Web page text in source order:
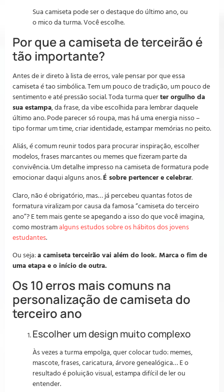
Sua camiseta pode ser o destaque do último ano, ou
o mico da turma. Você escolhe.
Por que a camiseta de terceirão é
tão importante?
Antes de ir direto à lista de erros, vale pensar por que essa
camiseta é tao simbólica. Tem um pouco de tradição, um pouco de
sentimento e até pressão social. Toda turma querter orgulho da
sua estampa, da frase, da vibe escolhida para lembrar daquele
último ano. Pode parecer só roupa, mas há uma energia nisso –
tipo formar um time, criar identidade, estampar memórias no peito.
Aliás, é comum reunir todos para procurar inspiração, escolher
modelos, frases marcantes ou memes que fizeram parte da
convivência. Um detalhe impresso na camiseta de formatura pode
emocionar daqui alguns anos. É sobre pertencer e celebrar.
Claro, não é obrigatório, mas… já percebeu quantas fotos de
formatura viralizam por causa da famosa “camiseta do terceiro
ano”? E tem mais gente se apegando a isso do que você imagina,
como mostramalguns estudos sobre os hábitos dos jovens
estudantes.
Ou seja:a camiseta terceirão vai além do look. Marca o fim de
uma etapa e o início de outra.
Os 10 erros mais comuns na
personalização de camiseta do
terceiro ano
Escolher um design muito complexo
Às vezes a turma empolga, quer colocar tudo: memes,
mascote, frases, caricatura, árvore genealógica… E o
resultado é poluição visual, estampa difícil de ler ou
entender.